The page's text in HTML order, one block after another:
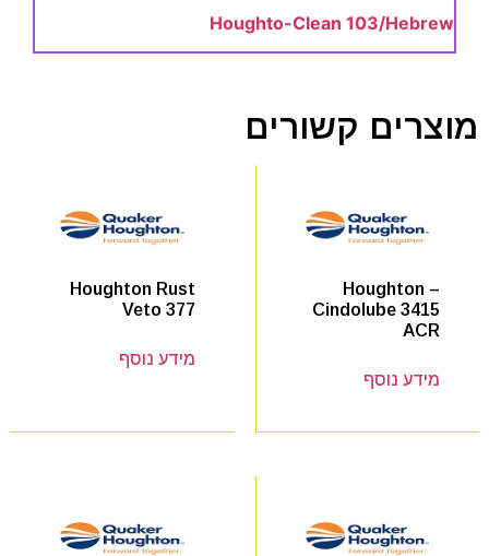
Houghto-Clean 103/Hebrew
מוצרים קשורים
Houghton –
Cindolube 3415
ACR
מידע נוסף
Houghton Rust
Veto 377
מידע נוסף